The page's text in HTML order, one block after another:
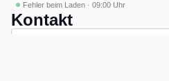
Fehler beim Laden · 09:00 Uhr
Kontakt